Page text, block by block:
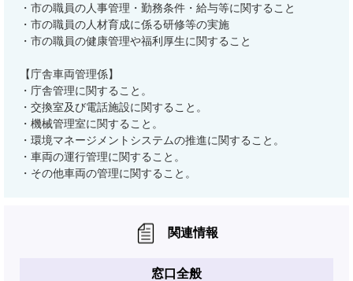
・市の職員の人事管理・勤務条件・給与等に関すること
・市の職員の人材育成に係る研修等の実施
・市の職員の健康管理や福利厚生に関すること
【庁舎車両管理係】
・庁舎管理に関すること。
・交換室及び電話施設に関すること。
・機械管理室に関すること。
・環境マネージメントシステムの推進に関すること。
・車両の運行管理に関すること。
・その他車両の管理に関すること。
関連情報
窓口全般